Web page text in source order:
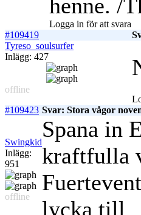
henne. /
Logga in för att svara
#109419
Tyreso_soulsurfer
Inlägg: 427
offline
#109423 Svar: Stora vågor
Swingkid
Inlägg:
951
offline
Spana in
kraftfulla
lycka till